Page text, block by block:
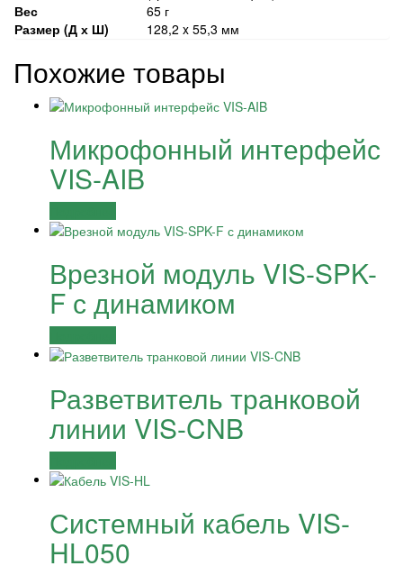
Вес
65 г
Размер (Д х Ш)
128,2 x 55,3 мм
Похожие товары
Микрофонный интерфейс
VIS-AIB
Врезной модуль VIS-SPK-
F с динамиком
Разветвитель транковой
линии VIS-CNB
Системный кабель VIS-
HL050